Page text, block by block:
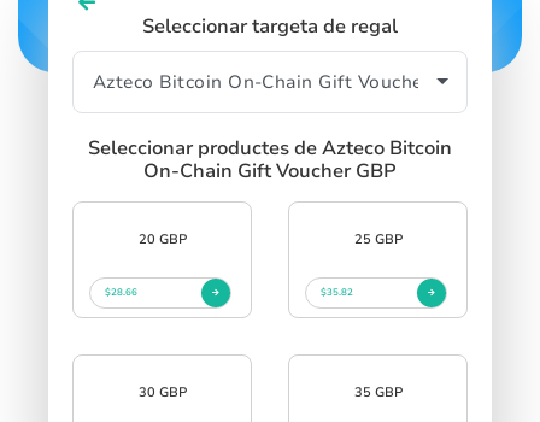
Seleccionar targeta de regal
Seleccionar productes de Azteco Bitcoin
On-Chain Gift Voucher GBP
20 GBP
$28.66
25 GBP
$35.82
30 GBP 35 GBP